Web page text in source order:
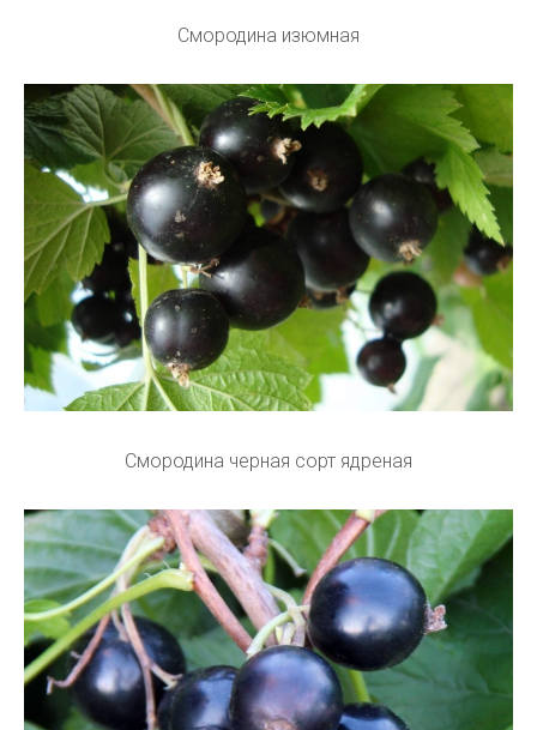
Смородина изюмная
Смородина черная сорт ядреная